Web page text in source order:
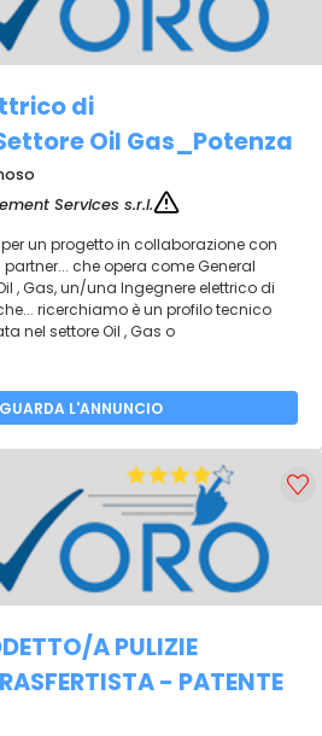
di
Oil Gas_Potenza
Services s.r.l.
un progetto in collaborazione con
che opera come General
, Gas, un/una Ingegnere elettrico di
ricerchiamo è un profilo tecnico
nel settore Oil , Gas o
GUARDA L'ANNUNCIO
A PULIZIE
- PATENTE